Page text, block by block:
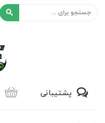
پشتیبانی